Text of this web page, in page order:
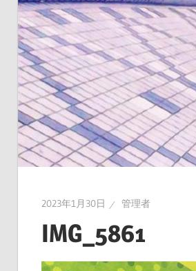
～
2023年1月30日 管理者
IMG_5861